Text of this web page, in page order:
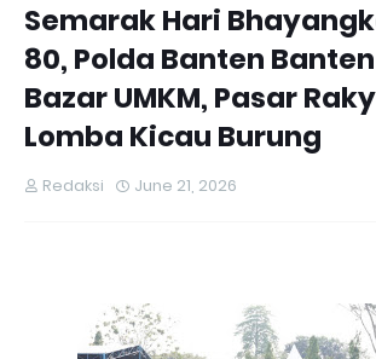
Semarak Hari
80, Polda Banten
Bazar UMKM, Pasar
Lomba Kicau Burung
Redaksi June 21, 2026